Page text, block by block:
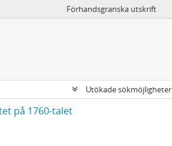
Förhandsgranska utskrift
Utökade sökmöjligheter
på 1760-talet